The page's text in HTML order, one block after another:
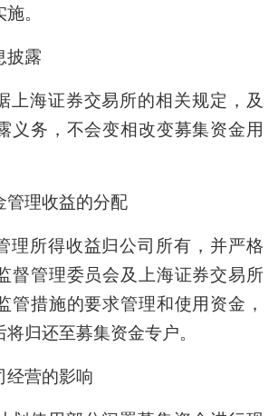
。
披露
上海证券交易所的相关规定，及
义务，不会变相改变募集资金用
管理收益的分配
理所得收益归公司所有，并严格
督管理委员会及上海证券交易所
管措施的要求管理和使用资金，
归还至募集资金专户。
经营的影响